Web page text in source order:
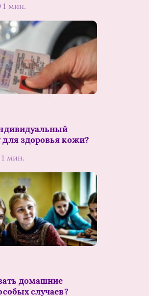
1 мин.
здоровья кожи?
1 мин.
домашние
случаев?